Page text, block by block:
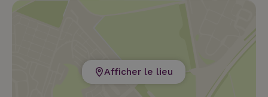
nombreux restaurants agréables dans les environs
(les conseils te seront envoyés après la réservation).
Afficher le lieu